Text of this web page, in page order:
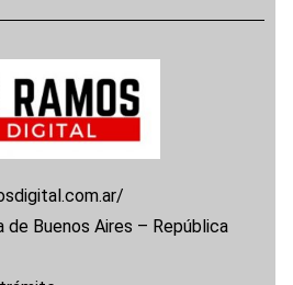
de Buenos Aires – República